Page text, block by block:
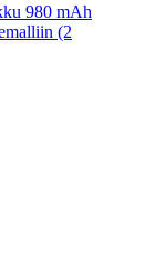
980 mAh
(2